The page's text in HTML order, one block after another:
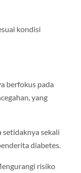
kondisi
berfokus pada
yang
sekali
diabetes.
risiko